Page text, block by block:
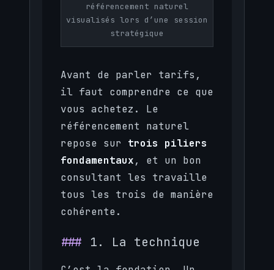
référencement naturel
visualisés lors d’une session
stratégique
Avant de parler tarifs,
il faut comprendre ce que
vous achetez. Le
référencement naturel
repose sur trois piliers
fondamentaux, et un bon
consultant les travaille
tous les trois de manière
cohérente.
1. La technique